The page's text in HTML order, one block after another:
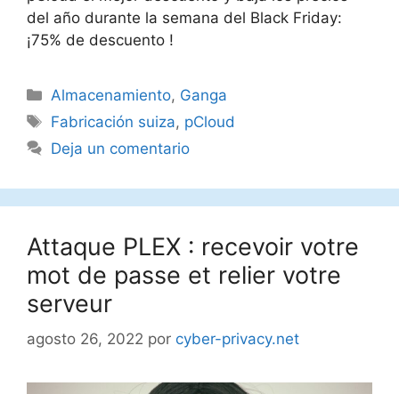
del año durante la semana del Black Friday:
¡75% de descuento !
Categorías
Almacenamiento, Ganga
Etiquetas
Fabricación suiza, pCloud
Deja un comentario
Attaque PLEX : recevoir votre
mot de passe et relier votre
serveur
agosto 26, 2022 por cyber-privacy.net